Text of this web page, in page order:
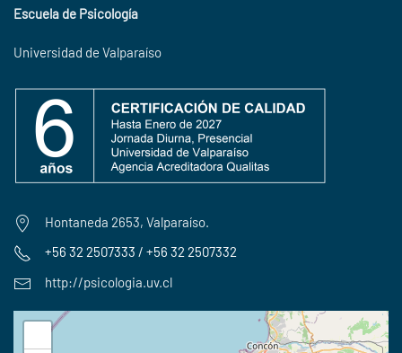
Escuela de Psicología
Universidad de Valparaíso
Hontaneda 2653, Valparaíso.
+56 32 2507333 / +56 32 2507332
http://psicologia.uv.cl